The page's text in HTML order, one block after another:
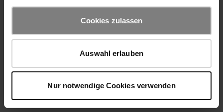
Cookies zulassen
Auswahl erlauben
Nur notwendige Cookies verwenden